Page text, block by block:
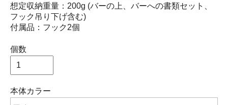
想定収納重量：200g (バーの上、バーへの書類セット、
フック吊り下げ含む)
付属品：フック2個
個数
本体カラー